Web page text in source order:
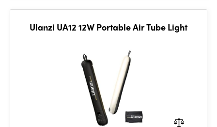
Ulanzi UA12 12W Portable Air Tube Light